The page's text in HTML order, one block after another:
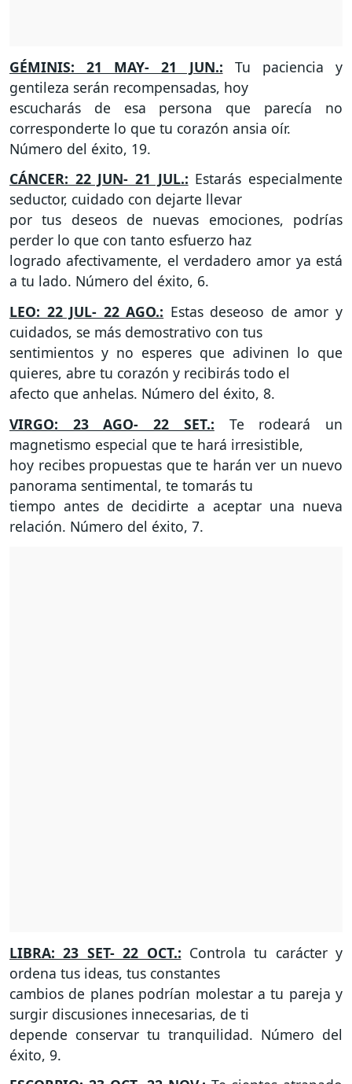
GÉMINIS: 21 MAY- 21 JUN.: Tu paciencia y
gentileza serán recompensadas, hoy
escucharás de esa persona que parecía no
corresponderte lo que tu corazón ansia oír.
Número del éxito, 19.
CÁNCER: 22 JUN- 21 JUL.: Estarás especialmente
seductor, cuidado con dejarte llevar
por tus deseos de nuevas emociones, podrías
perder lo que con tanto esfuerzo haz
logrado afectivamente, el verdadero amor ya está
a tu lado. Número del éxito, 6.
LEO: 22 JUL- 22 AGO.: Estas deseoso de amor y
cuidados, se más demostrativo con tus
sentimientos y no esperes que adivinen lo que
quieres, abre tu corazón y recibirás todo el
afecto que anhelas. Número del éxito, 8.
VIRGO: 23 AGO- 22 SET.: Te rodeará un
magnetismo especial que te hará irresistible,
hoy recibes propuestas que te harán ver un nuevo
panorama sentimental, te tomarás tu
tiempo antes de decidirte a aceptar una nueva
relación. Número del éxito, 7.
LIBRA: 23 SET- 22 OCT.: Controla tu carácter y
ordena tus ideas, tus constantes
cambios de planes podrían molestar a tu pareja y
surgir discusiones innecesarias, de ti
depende conservar tu tranquilidad. Número del
éxito, 9.